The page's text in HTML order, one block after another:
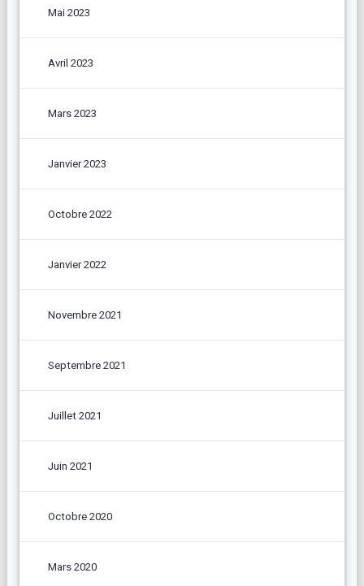
Mai 2023
Avril 2023
Mars 2023
Janvier 2023
Octobre 2022
Janvier 2022
Novembre 2021
Septembre 2021
Juillet 2021
Juin 2021
Octobre 2020
Mars 2020